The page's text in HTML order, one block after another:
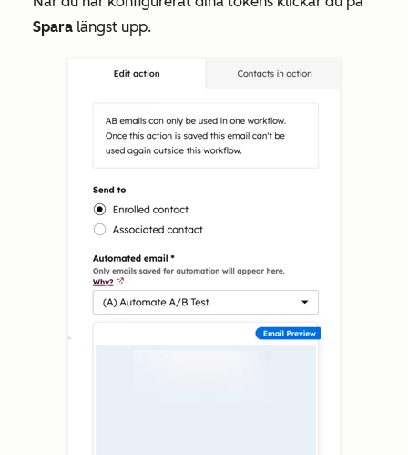
Spara längst upp.